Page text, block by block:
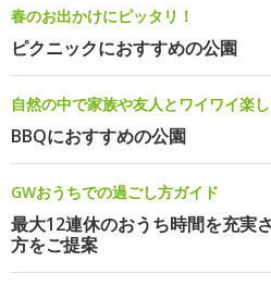
春のお出かけにピッタリ！
ピクニックにおすすめの公園
自然の中で家族や友人とワイワイ楽し
BBQにおすすめの公園
GWおうちでの過ごし方ガイド
最大12連休のおうち時間を充実
方をご提案